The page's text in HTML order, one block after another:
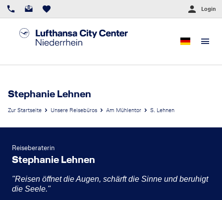
Login
Stephanie Lehnen
Zur Startseite Unsere Reisebüros Am Mühlentor S. Lehnen
Reiseberaterin
Stephanie Lehnen
"Reisen öffnet die Augen, schärft die Sinne und beruhigt
die Seele."